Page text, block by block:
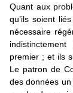
Quant aux
qu’ils soient
nécessaire
premier ; et ils
Le patron de
des données